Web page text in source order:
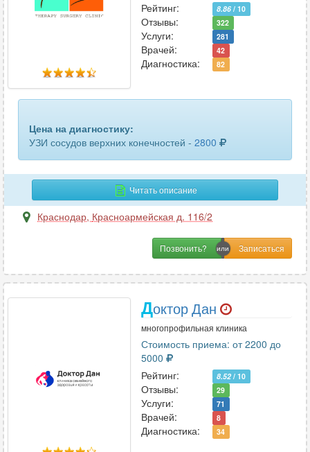
желудка
желчного пузыря с определением функции
забрюшинного пространства 13
кисти руки
кишечника 9
кожи
коленного сустава
4
лимфатических узлов
лимфоузлов брюшной полости
лучезапястного сустава
Рейтинг:
8.86 / 10
Отзывы: 322
Услуги: 281
Врачей: 42
Диагностика: 82
Цена на диагностику:
УЗИ сосудов верхних конечностей - 2800
Читать описание
Краснодар, Красноармейская д. 116/2
Позвонить?
Доктор Дан
многопрофильная клиника
Стоимость приема: от 2200 до
5000
Рейтинг:
8.52 / 10
Отзывы: 29
Услуги: 71
Врачей: 8
Диагностика: 34